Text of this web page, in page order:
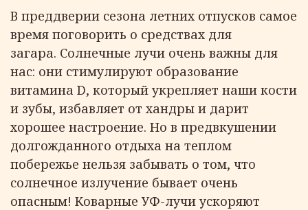
В преддверии сезона летних отпусков самое
время поговорить о средствах для
загара. Солнечные лучи очень важны для
нас: они стимулируют образование
витамина D, который укрепляет наши кости
и зубы, избавляет от хандры и дарит
хорошее настроение. Но в предвкушении
долгожданного отдыха на теплом
побережье нельзя забывать о том, что
солнечное излучение бывает очень
опасным! Коварные УФ-лучи ускоряют